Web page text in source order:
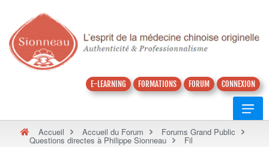
E-LEARNING FORMATIONS FORUM CONNEXION
Accueil Accueil du Forum Forums Grand Public
Questions directes à Philippe Sionneau Fil